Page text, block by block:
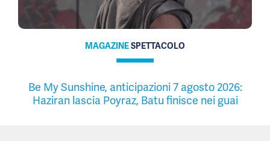
MAGAZINESPETTACOLO
Be My Sunshine, anticipazioni 7 agosto 2026:
Haziran lascia Poyraz, Batu finisce nei guai